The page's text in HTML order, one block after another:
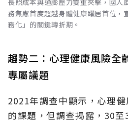
務焦慮首度超越身體健康躍居首位，
務化」的關鍵轉折期。
趨勢二：心理健康風險全
專屬議題
2021年調查中顯示，心理
的課題，但調查揭露，30